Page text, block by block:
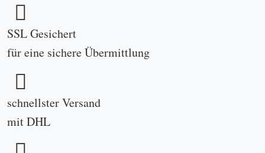
SSL Gesichert
für eine sichere Übermittlung
schnellster Versand
mit DHL